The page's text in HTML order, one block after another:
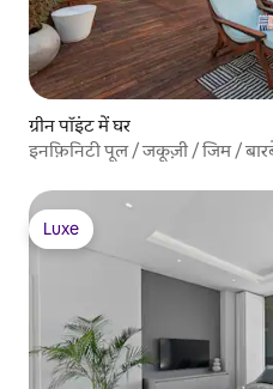
ग्रीन पॉइंट में घर
इनफ़िनिटी पूल / जकूज़ी / जिम /
Luxe
Luxe